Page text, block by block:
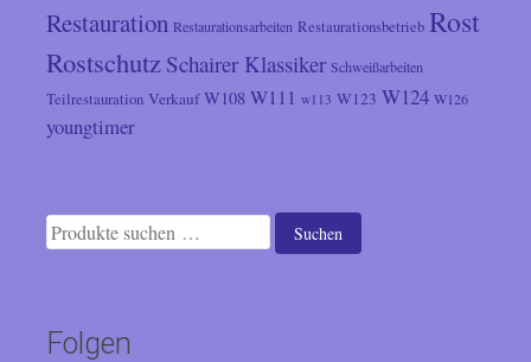
Restauration Restaurationsarbeiten Restaurationsbetrieb Rost
Rostschutz Schairer Klassiker Schweißarbeiten
Teilrestauration Verkauf W108 W111 w113 W123 W124 W126
youngtimer
Suchen
nach:
Suchen
Folgen